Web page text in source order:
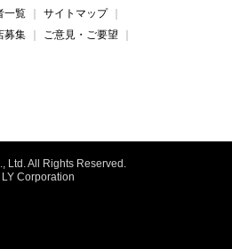
一覧
サイトマップ
募集
ご意見・ご要望
Ltd. All Rights Reserved.
Corporation